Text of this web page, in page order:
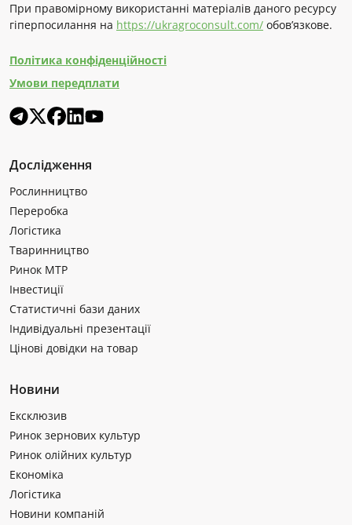
При правомірному використанні матеріалів даного ресурсу
гіперпосилання на https://ukragroconsult.com/ обов’язкове.
Політика конфіденційності
Умови передплати
Дослідження
Рослинництво
Переробка
Логістика
Тваринництво
Ринок МТР
Інвестиції
Статистичні бази даних
Індивідуальні презентації
Цінові довідки на товар
Новини
Ексклюзив
Ринок зернових культур
Ринок олійних культур
Економіка
Логістика
Новини компаній